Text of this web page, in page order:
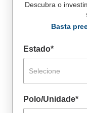
Descubra o
Basta
Estado*
Selecione
Polo/Unidade*